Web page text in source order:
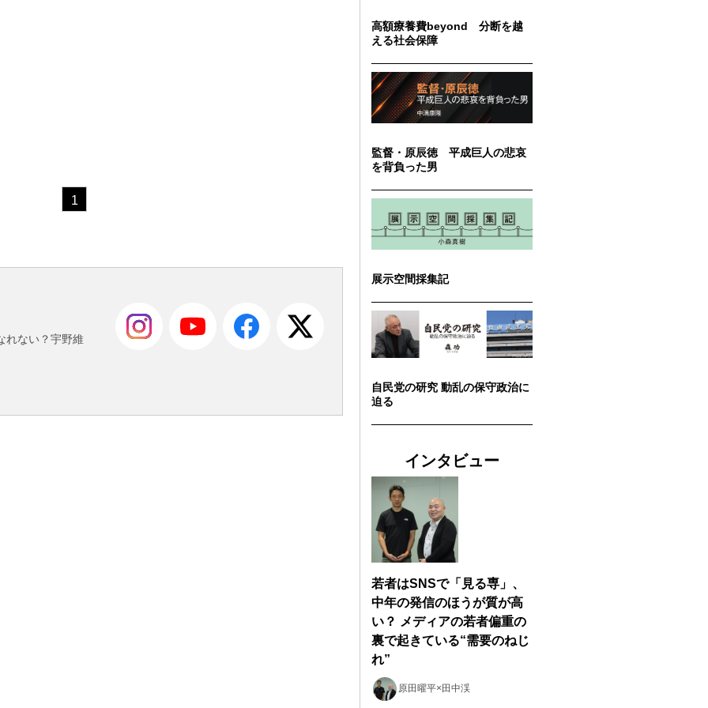
1
れない？宇野維
高額療養費beyond 分断を越
える社会保障
監督・原辰徳 平成巨人の悲哀
を背負った男
展示空間採集記
自民党の研究 動乱の保守政治に
迫る
インタビュー
若者はSNSで「見る専」、
中年の発信のほうが質が高
い？ メディアの若者偏重の
裏で起きている“需要のねじ
れ”
原田曜平×田中渓